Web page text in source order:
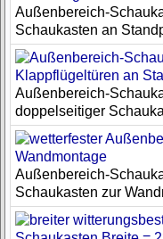
Außenbereich-
Schaukasten an
Außenbereich-
doppelseitiger
Außenbereich-
Schaukasten zur